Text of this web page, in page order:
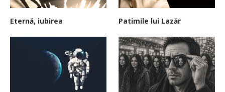
Eternă, iubirea Patimile lui Lazăr